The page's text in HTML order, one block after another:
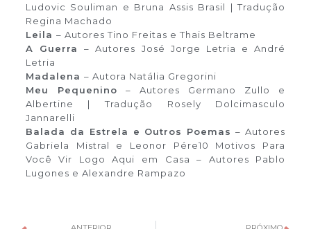
Ludovic Souliman e Bruna Assis Brasil | Tradução
Regina Machado
Leila – Autores Tino Freitas e Thais Beltrame
A Guerra– Autores José Jorge Letria e André
Letria
Madalena – Autora Natália Gregorini
Meu Pequenino – Autores Germano Zullo e
Albertine | Tradução Rosely Dolcimasculo
Jannarelli
Balada da Estrela e Outros Poemas – Autores
Gabriela Mistral e Leonor Pére10 Motivos Para
Você Vir Logo Aqui em Casa – Autores Pablo
Lugones e Alexandre Rampazo